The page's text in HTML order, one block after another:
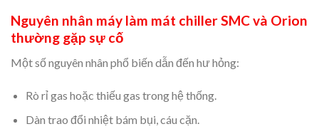
Nguyên nhân máy làm mát chiller SMC và Orion
thường gặp sự cố
Một số nguyên nhân phổ biến dẫn đến hư hỏng:
Rò rỉ gas hoặc thiếu gas trong hệ thống.
Dàn trao đổi nhiệt bám bụi, cáu cặn.